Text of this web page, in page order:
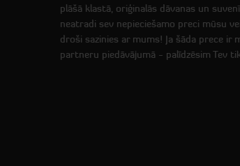
plāšā klastā, oriģinalās dāvanas un
neatradi sev nepieciešamo preci mūsu
droši sazinies ar mums! Ja šāda prece ir
partneru piedāvājumā - palīdzēsim Tev